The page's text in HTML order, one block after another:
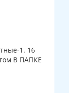
1. 16
В ПАПКЕ